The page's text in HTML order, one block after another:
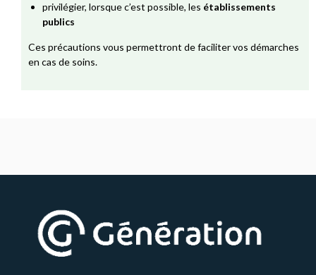
privilégier, lorsque c’est possible, les établissements
publics
Ces précautions vous permettront de faciliter vos démarches
en cas de soins.